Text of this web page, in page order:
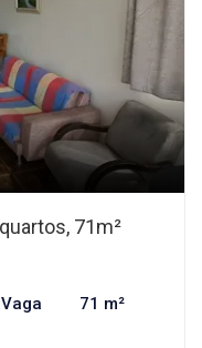
71m²
71 m²